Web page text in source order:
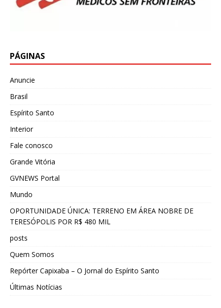
PÁGINAS
Anuncie
Brasil
Espírito Santo
Interior
Fale conosco
Grande Vitória
GVNEWS Portal
Mundo
OPORTUNIDADE ÚNICA: TERRENO EM ÁREA NOBRE DE
TERESÓPOLIS POR R$ 480 MIL
posts
Quem Somos
Repórter Capixaba – O Jornal do Espírito Santo
Últimas Notícias